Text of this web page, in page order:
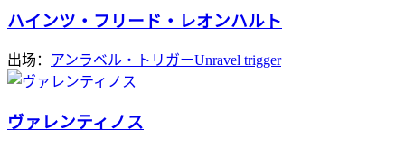
ハインツ・フリード・レオンハルト
出场： アンラベル・トリガーUnravel trigger
ヴァレンティノス